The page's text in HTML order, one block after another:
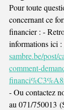
Pour toute
concernant ce
financier : -
informations ici :
sambre.be/post/
comment-
- Ou contactez
au 071/750013